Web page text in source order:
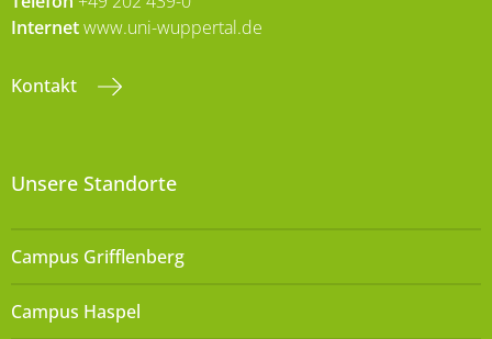
Internetwww.uni-wuppertal.de
Kontakt
Unsere Standorte
Campus Grifflenberg
Campus Haspel